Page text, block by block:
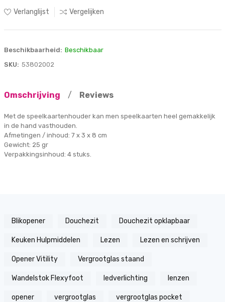
Verlanglijst Vergelijken
Beschikbaarheid: Beschikbaar
SKU: 53802002
Omschrijving / Reviews
Met de speelkaartenhouder kan men speelkaarten heel gemakkelijk
in de hand vasthouden.
Afmetingen / inhoud: 7 x 3 x 8 cm
Gewicht: 25 gr
Verpakkingsinhoud: 4 stuks.
Blikopener Douchezit Douchezit opklapbaar
Keuken Hulpmiddelen Lezen Lezen en schrijven
Opener Vitility Vergrootglas staand
Wandelstok Flexyfoot ledverlichting lenzen
opener vergrootglas vergrootglas pocket